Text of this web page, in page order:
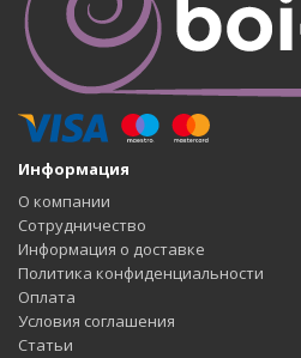
Информация
О компании
Сотрудничество
Информация о доставке
Политика конфиденциальности
Оплата
Условия соглашения
Статьи